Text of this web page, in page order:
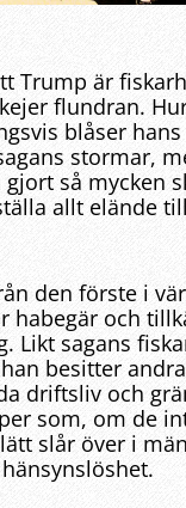
Trump är
flundran.
blåser
stormar,
så mycken
allt elände
den förste i
habegär och
Likt sagans
besitter
driftsliv och
som, om de
slår över i